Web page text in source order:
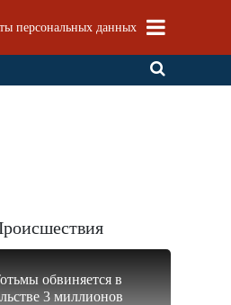
персональных данных
обвиняется в
3 миллионов